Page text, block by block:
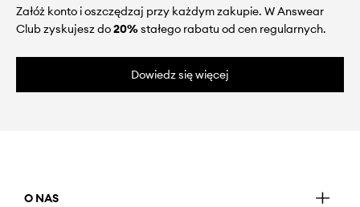
Załóż konto i oszczędzaj przy każdym zakupie. W Answear
Club zyskujesz do20%stałego rabatu od cen regularnych.
Dowiedz się więcej
O NAS